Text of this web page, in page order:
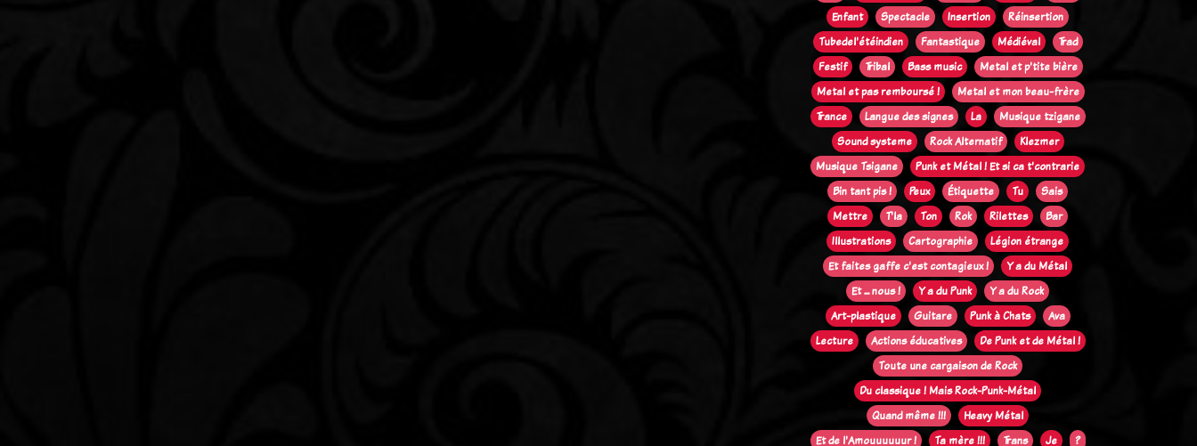
Enfant
Spectacle Insertion
Réinsertion
Tubedel'étéindien
Fantastique Médiéval
Trad
Festif
Tribal Bass music
Metal et p'tite bière
Metal et pas remboursé !
Metal et mon beau-frère
Trance
Langue des signes La
Musique tzigane
Sound systeme
Rock Alternatif
Klezmer
Musique Tsigane
Punk et Métal ! Et si ca t'contrarie
Bin tant pis !
Peux Étiquette Tu
Sais
Mettre
T'la Ton Rok Rilettes
Bar
Illustrations
Cartographie
Légion étrange
Et faites gaffe c'est contagieux !
Y a du Métal
Et ... nous !
Y a du Punk
Y a du Rock
Art-plastique
Guitare Punk à Chats
Ava
Lecture
Actions éducatives
De Punk et de Métal !
Toute une cargaison de Rock
Du classique ! Mais Rock-Punk-Métal
Quand même !!!
Heavy Métal
Et de l'Amouuuuuur !
Ta mère !!! Trans Je ?